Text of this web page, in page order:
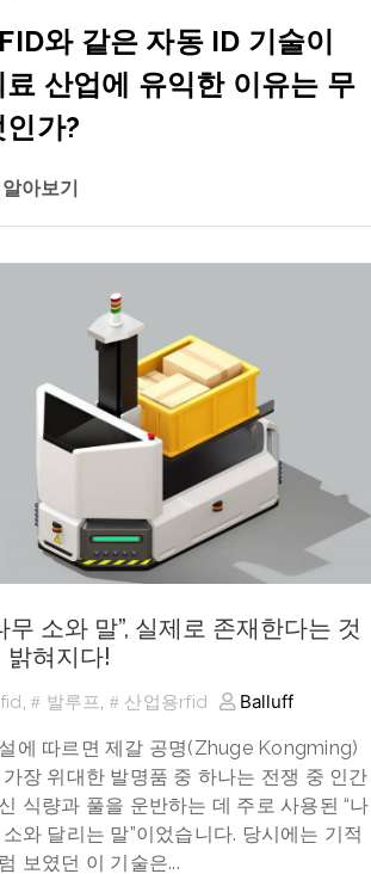
와 같은 자동 ID 기술이
료 산업에 유익한 이유는 무
인가?
아보기
무 소와 말”, 실제로 존재한다는 것
밝혀지다!
, 발루프, 산업용rfid Balluff
에 따르면 제갈 공명(Zhuge Kongming)
가장 위대한 발명품 중 하나는 전쟁 중 인간
식량과 풀을 운반하는 데 주로 사용된 “나
소와 달리는 말”이었습니다. 당시에는 기적
보였던 이 기술은...